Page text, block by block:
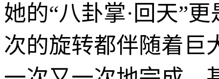
她的“八卦掌·回天”
次的旋转都伴随着巨